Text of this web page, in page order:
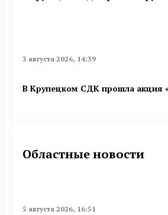
3 августа 2026, 14:39
В Крупецком СДК прошла акция
Областные новости
5 августа 2026, 16:51